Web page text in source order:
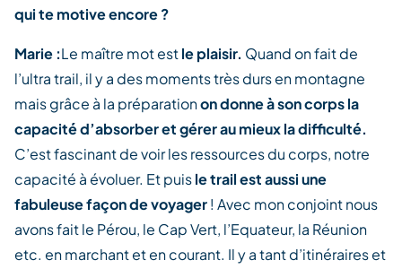
qui te motive encore ?
Marie :Le maître mot estle plaisir. Quand on fait de
l’ultra trail, il y a des moments très durs en montagne
mais grâce à la préparationon donne à son corps la
capacité d’absorber et gérer au mieux la difficulté.
C’est fascinant de voir les ressources du corps, notre
capacité à évoluer. Et puisle trail est aussi une
fabuleuse façon de voyager! Avec mon conjoint nous
avons fait le Pérou, le Cap Vert, l’Equateur, la Réunion
etc. en marchant et en courant. Il y a tant d’itinéraires et